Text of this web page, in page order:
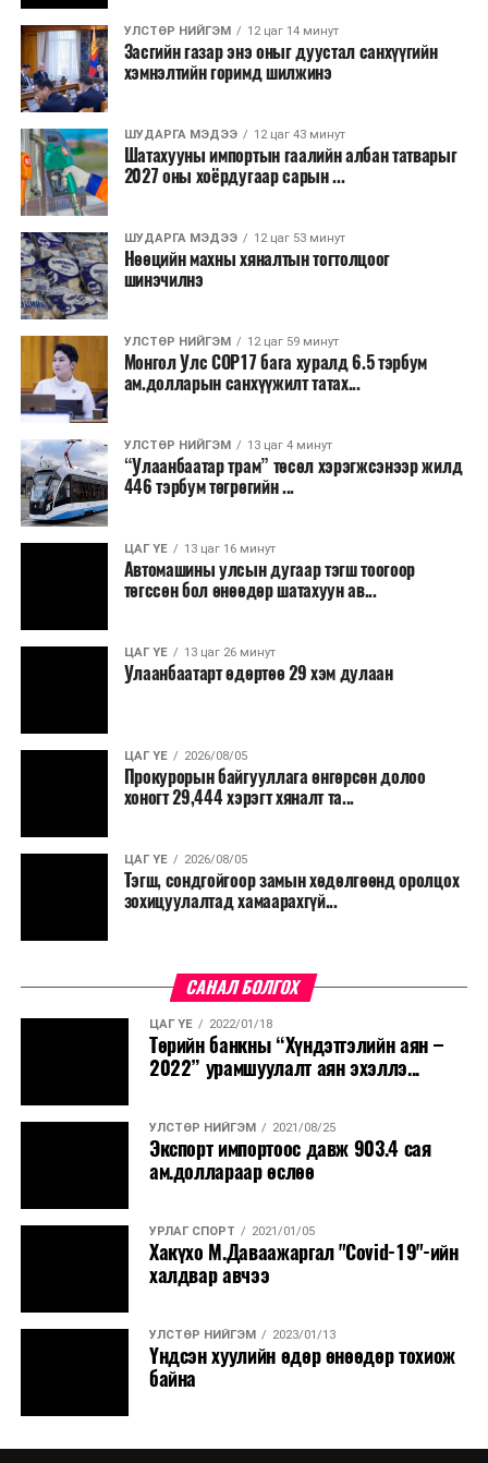
бизнесийн үйл ажиллагаа өргөжих, үл хөдлөх
хөрөнгийн үнэ цэнэ өсөх зэрэг эдийн засгийн эерэг
үр нөлөө үзүүлнэ гэж тооцсон байна.
Трамвай нь цахилгаан эрчим хүчээр ажилладаг тул
ашиглалтын явцад агаар бохирдуулагч бодис шууд
ялгаруулахгүй. Иргэд хувийн автомашинаас их
багтаамжийн нийтийн тээвэрт шилжсэнээр замын
хөдөлгөөний ачаалал, нүүрстөрөгчийн давхар исэл
болон бусад хүлэмжийн хийн ялгарлыг бууруулах ач
холбогдолтой.
Түгжрэлээс үүдэлтэй эдийн засгийн алдагдлыг
тооцоход нэг автомашин өдөрт дунджаар 2.5 цаг
түгжрэлд саатахдаа 3.45 литр шатахууныг үр ашиггүй
зарцуулдаг байна. Ингэснээр нэг жолооч өдөрт
8,238.6 төгрөг, жилд 1.7 сая гаруй төгрөгийн
шатахууны зардлыг зөвхөн түгжрэлд алддаг аж.
“Улаанбаатар трам” төсөл хэрэгжиж, авто замын
ачаалал буурснаар трассын дагуух автомашинуудын
шатахууны хэмнэлт жилд 446 тэрбум төгрөгт хүрэх
боломжтой гэсэн тооцоог техник, эдийн засгийн
үндэслэлд тусгажээ.
Төсөл хэрэгжсэнээр иргэдийн зорчих хугацаа
богиносож, түгжрэлээс үүдэлтэй эдийн засгийн
тогтолцоо бүрдэх ач холбогдолтой юм.
УЛСТӨР НИЙГЭМ 12 цаг 14 минут
Засгийн газар энэ оныг дуустал санхүүгийн
хэмнэлтийн горимд шилжинэ
ШУДАРГА МЭДЭЭ 12 цаг 43 минут
Шатахууны импортын гаалийн албан татварыг
2027 оны хоёрдугаар сарын ...
ШУДАРГА МЭДЭЭ 12 цаг 53 минут
Нөөцийн махны хяналтын тогтолцоог
шинэчилнэ
УЛСТӨР НИЙГЭМ 12 цаг 59 минут
Монгол Улс COP17 бага хуралд 6.5 тэрбум
ам.долларын санхүүжилт татах...
УЛСТӨР НИЙГЭМ 13 цаг 4 минут
“Улаанбаатар трам” төсөл хэрэгжсэнээр жилд
446 тэрбум төгрөгийн ...
ЦАГ ҮЕ 13 цаг 16 минут
Автомашины улсын дугаар тэгш тоогоор
төгссөн бол өнөөдөр шатахуун ав...
ЦАГ ҮЕ 13 цаг 26 минут
Улаанбаатарт өдөртөө 29 хэм дулаан
ЦАГ ҮЕ 2026/08/05
Прокурорын байгууллага өнгөрсөн долоо
хоногт 29,444 хэрэгт хяналт та...
ЦАГ ҮЕ 2026/08/05
Тэгш, сондгойгоор замын хөдөлгөөнд оролцох
зохицуулалтад хамаарахгүй...
САНАЛ БОЛГОХ
ЦАГ ҮЕ 2022/01/18
Төрийн банкны “Хүндэтгэлийн аян –
2022” урамшуулалт аян эхэллэ...
УЛСТӨР НИЙГЭМ 2021/08/25
Экспорт импортоос давж 903.4 сая
ам.доллараар өслөө
УРЛАГ СПОРТ 2021/01/05
Хакүхо М.Даваажаргал "Covid-19"-ийн
халдвар авчээ
УЛСТӨР НИЙГЭМ 2023/01/13
Үндсэн хуулийн өдөр өнөөдөр тохиож
байна